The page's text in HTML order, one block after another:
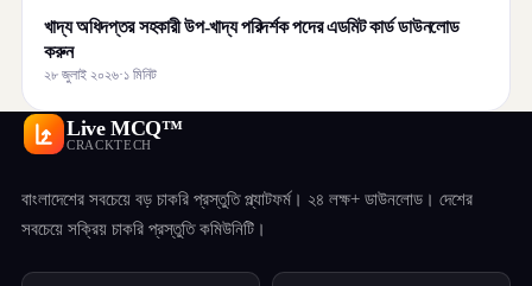
খাদ্য অধিদপ্তর সহকারী উপ-খাদ্য পরিদর্শক পদের এডমিট কার্ড ডাউনলোড
করুন
২৮ জুলাই ২০২৬·১ মিনিট
Live MCQ™
CRACKTECH
বাংলাদেশের সবচেয়ে বড় চাকরি প্রস্তুতি প্ল্যাটফর্ম। ২৪ লক্ষ+ ডাউনলোড। দেশের
সবচেয়ে সক্রিয় চাকরি প্রস্তুতি কমিউনিটি।